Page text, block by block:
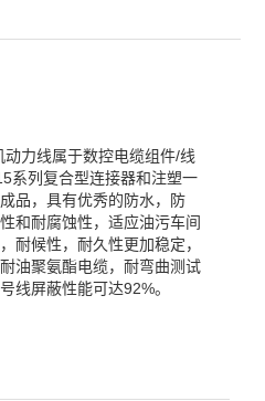
动力线属于数控电缆组件/线
系列复合型连接器和注塑一
品，具有优秀的防水，防
和耐腐蚀性，适应油污车间
耐候性，耐久性更加稳定，
油聚氨酯电缆，耐弯曲测试
线屏蔽性能可达92%。